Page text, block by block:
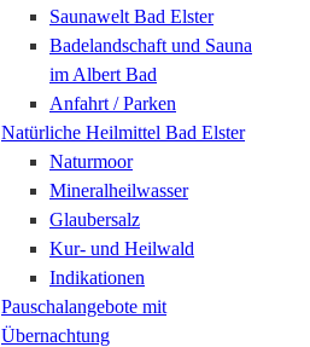
Saunawelt Bad Elster
Badelandschaft und Sauna
im Albert Bad
Anfahrt / Parken
Natürliche Heilmittel Bad Elster
Naturmoor
Mineralheilwasser
Glaubersalz
Kur- und Heilwald
Indikationen
Pauschalangebote mit
Übernachtung